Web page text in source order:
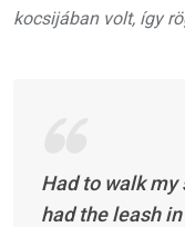
kocsijában volt, így
Had to walk my
had the leash